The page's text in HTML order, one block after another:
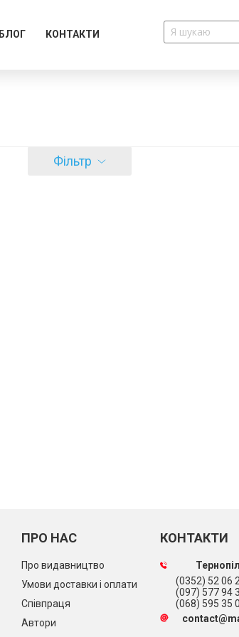
БЛОГ КОНТАКТИ
Фільтр
ПРО НАС
Про видавництво
Умови доставки і оплати
Співпраця
Автори
КОНТАКТИ
(0352) 52 06
(097) 577 94
(068) 595 35